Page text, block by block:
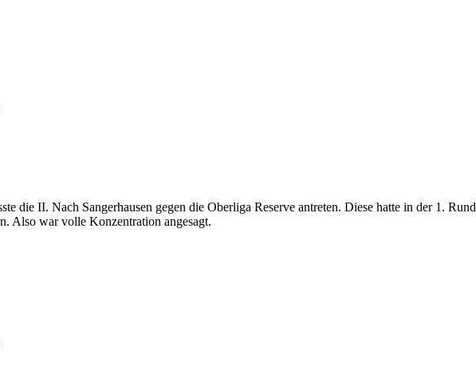
die II. Nach Sangerhausen gegen die Oberliga Reserve antreten. Diese hatte in der 1.
Also war volle Konzentration angesagt.